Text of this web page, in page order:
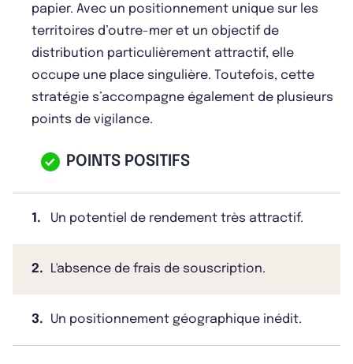
papier. Avec un positionnement unique sur les
territoires d’outre-mer et un objectif de
distribution particulièrement attractif, elle
occupe une place singulière. Toutefois, cette
stratégie s’accompagne également de plusieurs
points de vigilance.
POINTS POSITIFS
1. Un potentiel de rendement très attractif.
2. L'absence de frais de souscription.
3. Un positionnement géographique inédit.